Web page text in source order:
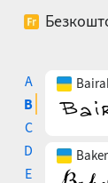
A
B
C
D
E